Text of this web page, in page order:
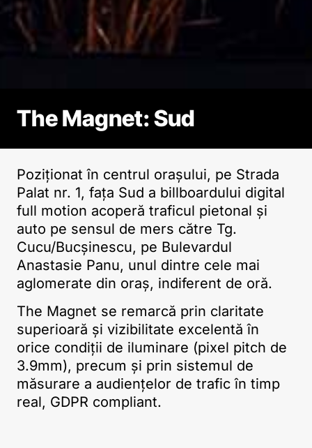
The Magnet: Sud
Poziționat în centrul orașului, pe Strada
Palat nr. 1, faţa Sud a billboardului digital
full motion acoperă traficul pietonal și
auto pe sensul de mers către Tg.
Cucu/Bucșinescu, pe Bulevardul
Anastasie Panu, unul dintre cele mai
aglomerate din oraș, indiferent de oră.
The Magnet se remarcă prin claritate
superioară şi vizibilitate excelentă în
orice condiţii de iluminare (pixel pitch de
3.9mm), precum și prin sistemul de
măsurare a audiențelor de trafic în timp
real, GDPR compliant.